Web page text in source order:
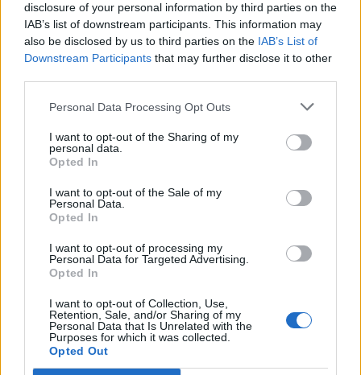
disclosure of your personal information by third parties on the
IAB’s list of downstream participants. This information may
also be disclosed by us to third parties on the IAB’s List of
Downstream Participants that may further disclose it to other
Personal Data Processing Opt Outs
I want to opt-out of the Sharing of my
personal data.
Opted In
I want to opt-out of the Sale of my
Personal Data.
Opted In
I want to opt-out of processing my
Personal Data for Targeted Advertising.
Opted In
I want to opt-out of Collection, Use,
Retention, Sale, and/or Sharing of my
Personal Data that Is Unrelated with the
Purposes for which it was collected.
Opted Out
ΡΟΗ ΕΙΔΗΣΕΩΝ
Έρευνα ΕΟΤ: Η Ελλάδα στις κορυφαίες επιλογές
των Ευρωπαίων ταξιδιωτών
Ειδικό Χωροταξικό Πλαίσιο για τον Τουρισμό:
Στρατηγικό εργαλείο για βιώσιμη τουριστική
ανάπτυξη
07/08/2026 - 10:43 ΠΟΛΙΤΙΚΗ
ΣΤΑΣΥ: 29,4 χλμ. νέων σιδηροτροχιών στο Μετρό
της Αθήνας - Στο τελικό στάδιο το μεγαλύτερο έργο
αναβάθμισης
07/08/2026 - 10:28 ΕΠΙΧΕΙΡΗΣΕΙΣ
Bank of America: Το τελικό σκορ του Παγκοσμίου
Κυπέλλου 2026
07/08/2026 - 10:16 ΟΙΚΟΝΟΜΙΑ